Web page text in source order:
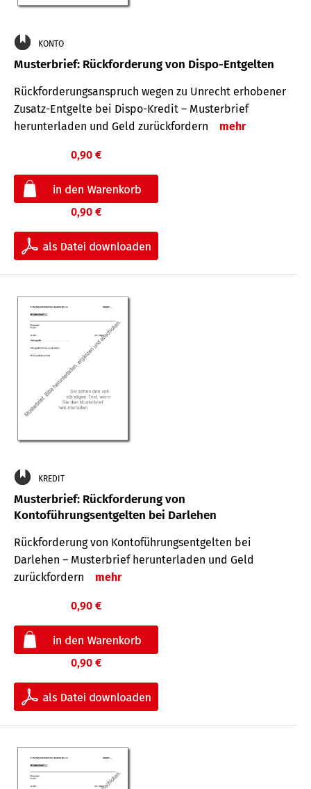
KONTO
Musterbrief: Rückforderung von Dispo-Entgelten
Rückforderungsanspruch wegen zu Unrecht erhobener
Zusatz-Entgelte bei Dispo-Kredit – Musterbrief
herunterladen und Geld zurückfordern
mehr
0,90 €
0,90 €
KREDIT
Musterbrief: Rückforderung von
Kontoführungsentgelten bei Darlehen
Rückforderung von Kontoführungsentgelten bei
Darlehen – Musterbrief herunterladen und Geld
zurückfordern
mehr
0,90 €
0,90 €